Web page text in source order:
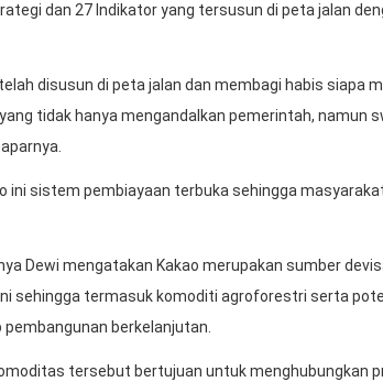
dan 27 Indikator yang tersusun di peta jalan
disusun di peta jalan dan membagi habis siapa
tidak hanya mengandalkan pemerintah, namun
ini sistem pembiayaan terbuka sehingga
Dewi mengatakan Kakao merupakan sumber
sehingga termasuk komoditi agroforestri serta
berkelanjutan.
tersebut bertujuan untuk menghubungkan